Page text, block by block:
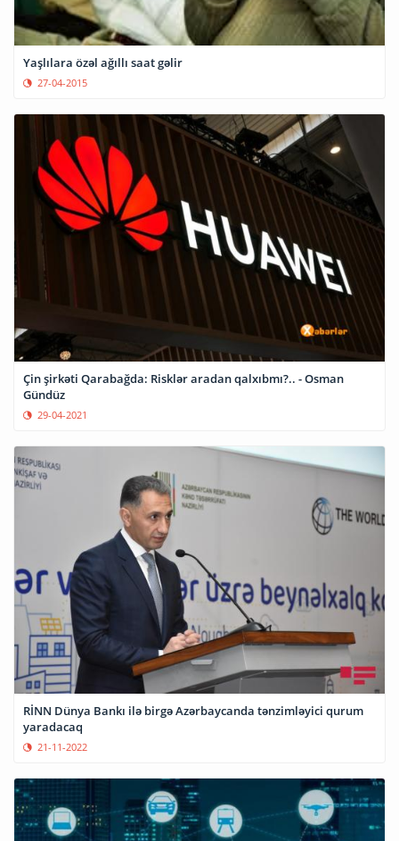
Yaşlılara özəl ağıllı saat gəlir
27-04-2015
Çin şirkəti Qarabağda: Risklər aradan qalxıbmı?.. - Osman
Gündüz
29-04-2021
RİNN Dünya Bankı ilə birgə Azərbaycanda tənzimləyici qurum
yaradacaq
21-11-2022